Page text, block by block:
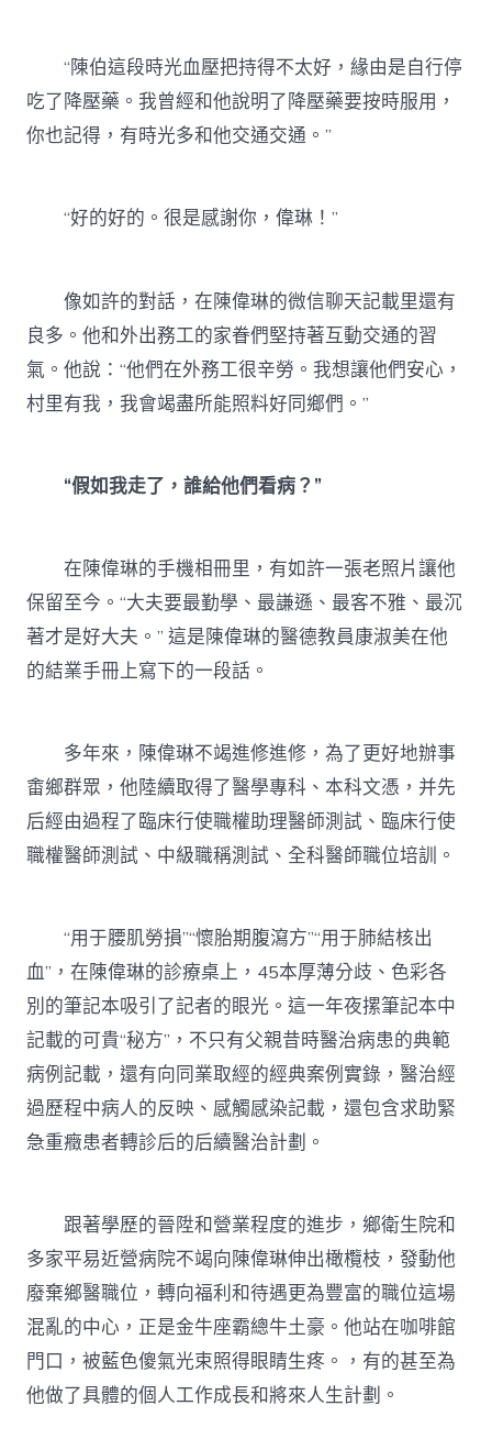
“陳伯這段時光血壓把持得不太好，緣由是自行停
吃了降壓藥。我曾經和他說明了降壓藥要按時服用，
你也記得，有時光多和他交通交通。”
“好的好的。很是感謝你，偉琳！”
像如許的對話，在陳偉琳的微信聊天記載里還有
良多。他和外出務工的家眷們堅持著互動交通的習
氣。他說：“他們在外務工很辛勞。我想讓他們安心，
村里有我，我會竭盡所能照料好同鄉們。”
“假如我走了，誰給他們看病？”
在陳偉琳的手機相冊里，有如許一張老照片讓他
保留至今。“大夫要最勤學、最謙遜、最客不雅、最沉
著才是好大夫。” 這是陳偉琳的醫德教員康淑美在他
的結業手冊上寫下的一段話。
多年來，陳偉琳不竭進修進修，為了更好地辦事
畬鄉群眾，他陸續取得了醫學專科、本科文憑，并先
后經由過程了臨床行使職權助理醫師測試、臨床行使
職權醫師測試、中級職稱測試、全科醫師職位培訓。
“用于腰肌勞損”“懷胎期腹瀉方”“用于肺結核出
血”，在陳偉琳的診療桌上，45本厚薄分歧、色彩各
別的筆記本吸引了記者的眼光。這一年夜摞筆記本中
記載的可貴“秘方”，不只有父親昔時醫治病患的典範
病例記載，還有向同業取經的經典案例實錄，醫治經
過歷程中病人的反映、感觸感染記載，還包含求助緊
急重癥患者轉診后的后續醫治計劃。
跟著學歷的晉陞和營業程度的進步，鄉衛生院和
多家平易近營病院不竭向陳偉琳伸出橄欖枝，發動他
廢棄鄉醫職位，轉向福利和待遇更為豐富的職位這場
混亂的中心，正是金牛座霸總牛土豪。他站在咖啡館
門口，被藍色傻氣光束照得眼睛生疼。，有的甚至為
他做了具體的個人工作成長和將來人生計劃。